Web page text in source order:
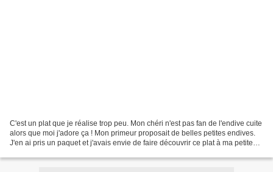
C'est un plat que je réalise trop peu. Mon chéri n'est pas fan de l'endive cuite
alors que moi j'adore ça ! Mon primeur proposait de belles petites endives.
J'en ai pris un paquet et j'avais envie de faire découvrir ce plat à ma petite